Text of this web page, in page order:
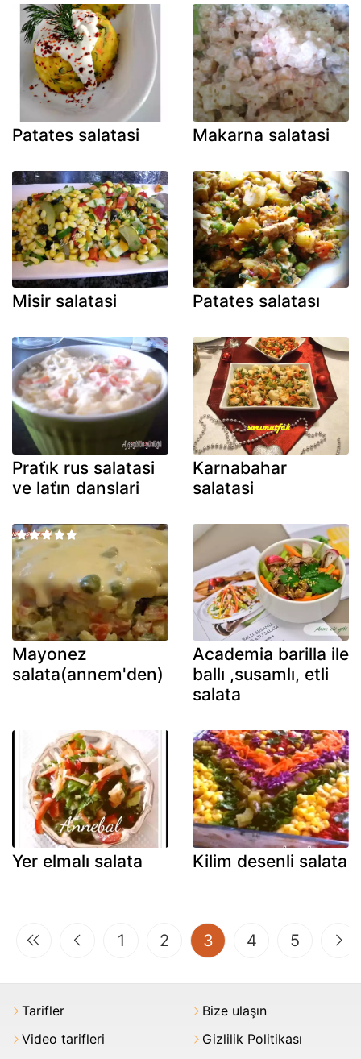
Patates salatasi Makarna salatasi
Misir salatasi Patates salatası
Prati̇k rus salatasi
ve lati̇n danslari
Karnabahar
salatasi
Mayonez
salata(annem'den)
Academia barilla ile
ballı ,susamlı, etli
salata
Yer elmalı salata Kilim desenli salata
1 2 3(current)
4 5
Tarifler
Video tarifleri
Bize ulaşın
Gizlilik Politikası